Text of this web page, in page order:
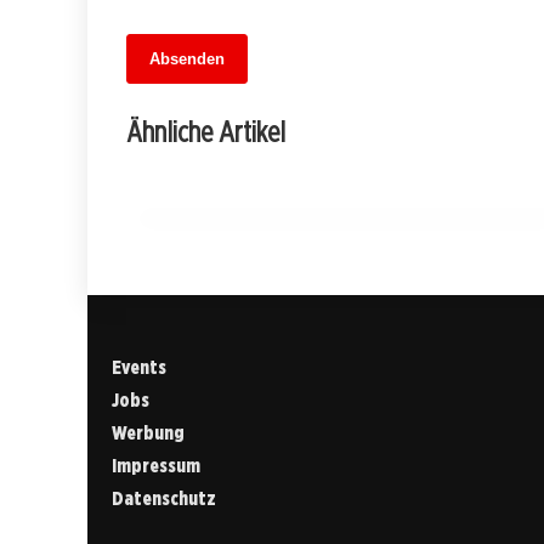
Absenden
Ähnliche Artikel
MuseumsMeileMitte: Berlins neues
kulturelles Herz schlägt am
Events
Jobs
Werbung
Impressum
Datenschutz